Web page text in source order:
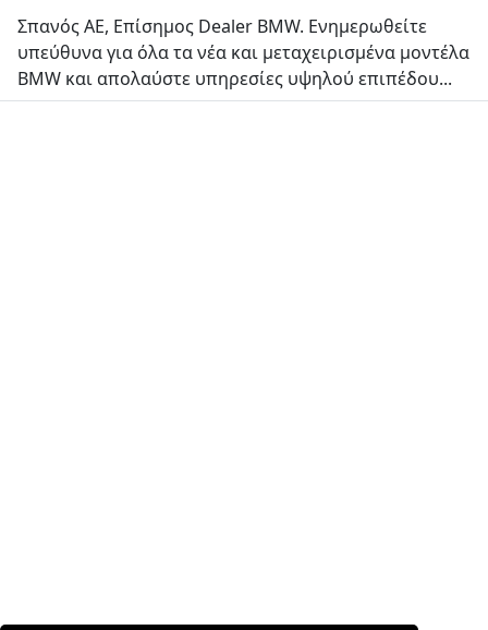
Σπανός ΑΕ, Επίσημος Dealer BMW. Ενημερωθείτε
υπεύθυνα για όλα τα νέα και μεταχειρισμένα μοντέλα
BMW και απολαύστε υπηρεσίες υψηλού επιπέδου...